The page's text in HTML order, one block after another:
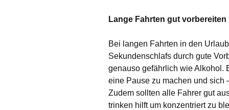
Lange Fahrten gut vorbereiten
Bei langen Fahrten in den
Sekundenschlafs durch gute
genauso gefährlich wie Alkohol.
eine Pause zu machen und sich
Zudem sollten alle Fahrer gut
trinken hilft um konzentriert zu